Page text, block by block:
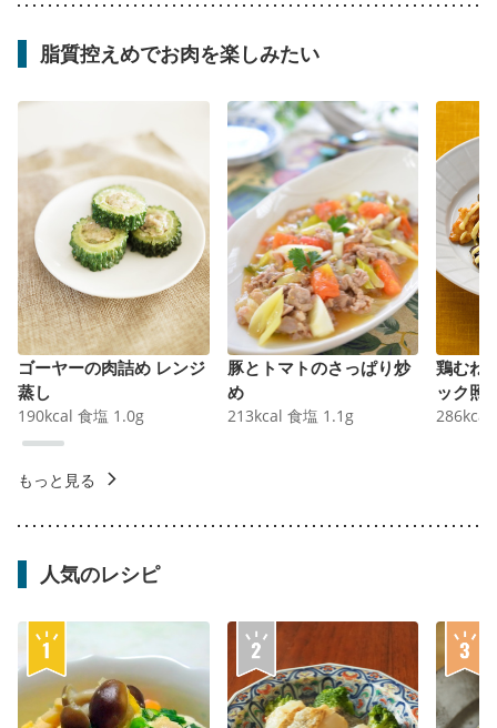
脂質控えめでお肉を楽しみたい
ゴーヤーの肉詰め レンジ
蒸し
190kcal 食塩 1.0g
豚とトマトのさっぱり炒
め
213kcal 食塩 1.1 g
鶏むね
ック照
286kcal
もっと見る
人気のレシピ